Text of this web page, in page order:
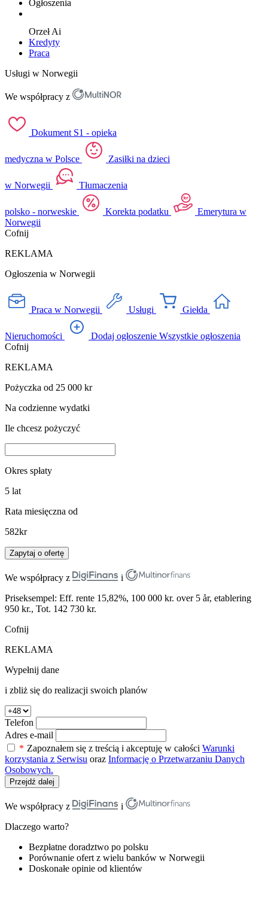
Ogłoszenia
OrzełAi
Kredyty
Praca
Usługi w Norwegii
We współpracy z
Dokument S1 - opieka
medyczna w Polsce Zasiłki na dzieci
w Norwegii Tłumaczenia
polsko - norweskie Korekta podatku
Emerytura w
Norwegii
Cofnij
REKLAMA
Ogłoszenia w Norwegii
Praca w Norwegii Usługi Giełda
Nieruchomości Dodaj ogłoszenie Wszystkie ogłoszenia
Cofnij
REKLAMA
Pożyczka od 25 000 kr
Na codzienne wydatki
Ile chcesz pożyczyć
Okres spłaty
5 lat
Rata miesięczna od
582kr
Zapytaj o ofertę
We współpracy z
i
Priseksempel: Eff. rente 15,82%, 100 000 kr. over 5 år, etablering
950 kr., Tot. 142 730 kr.
Cofnij
REKLAMA
Wypełnij dane
i zbliż się do realizacji swoich planów
Telefon
Adres e-mail
* Zapoznałem się z treścią i akceptuję w całości Warunki
korzystania z Serwisu oraz Informację o Przetwarzaniu Danych
Osobowych.
Przejdź dalej
We współpracy z
i
Dlaczego warto?
Bezpłatne doradztwo po polsku
Porównanie ofert z wielu banków w Norwegii
Doskonałe opinie od klientów